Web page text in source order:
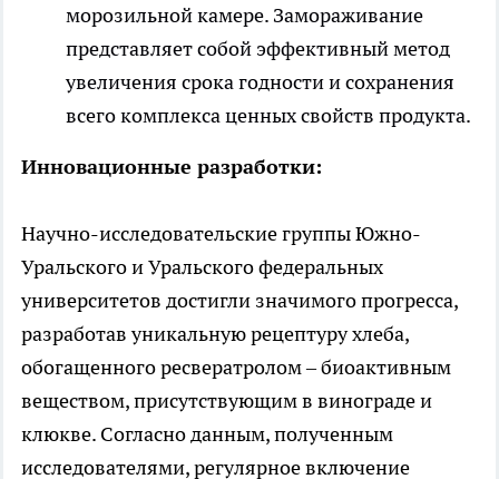
морозильной камере. Замораживание
представляет собой эффективный метод
увеличения срока годности и сохранения
всего комплекса ценных свойств продукта.
Инновационные разработки:
Научно-исследовательские группы Южно-
Уральского и Уральского федеральных
университетов достигли значимого прогресса,
разработав уникальную рецептуру хлеба,
обогащенного ресвератролом – биоактивным
веществом, присутствующим в винограде и
клюкве. Согласно данным, полученным
исследователями, регулярное включение